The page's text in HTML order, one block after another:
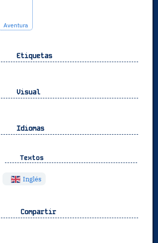
Aventura
Etiquetas
Visual
Idiomas
Textos
Inglés
Compartir